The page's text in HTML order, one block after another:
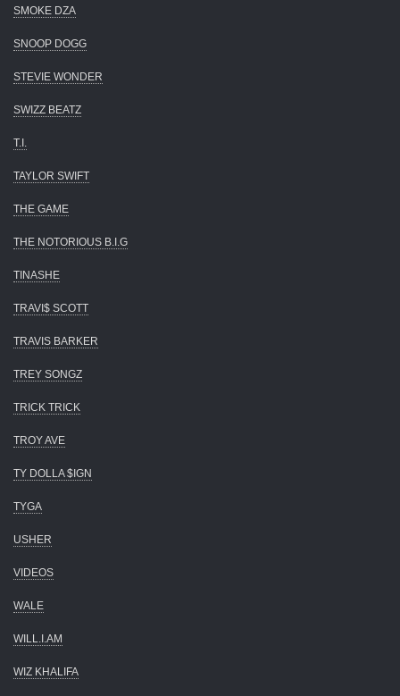
SMOKE DZA
SNOOP DOGG
STEVIE WONDER
SWIZZ BEATZ
T.I.
TAYLOR SWIFT
THE GAME
THE NOTORIOUS B.I.G
TINASHE
TRAVI$ SCOTT
TRAVIS BARKER
TREY SONGZ
TRICK TRICK
TROY AVE
TY DOLLA $IGN
TYGA
USHER
VIDEOS
WALE
WILL.I.AM
WIZ KHALIFA